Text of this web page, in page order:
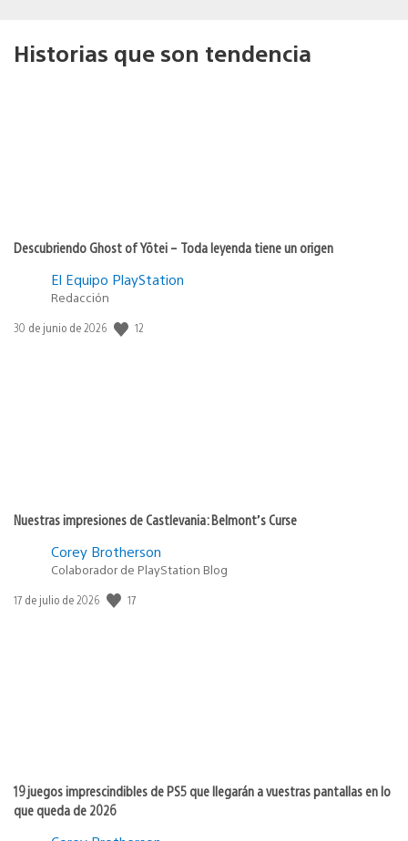
Historias que son tendencia
Descubriendo Ghost of Yōtei – Toda leyenda tiene un origen
El Equipo PlayStation
Redacción
Fecha
30 de junio de 2026 12
Nuestras impresiones de Castlevania: Belmont’s Curse
Corey Brotherson
Colaborador de PlayStation Blog
Fecha
17 de julio de 2026 17
19 juegos imprescindibles de PS5 que llegarán a vuestras pantallas en lo
que queda de 2026